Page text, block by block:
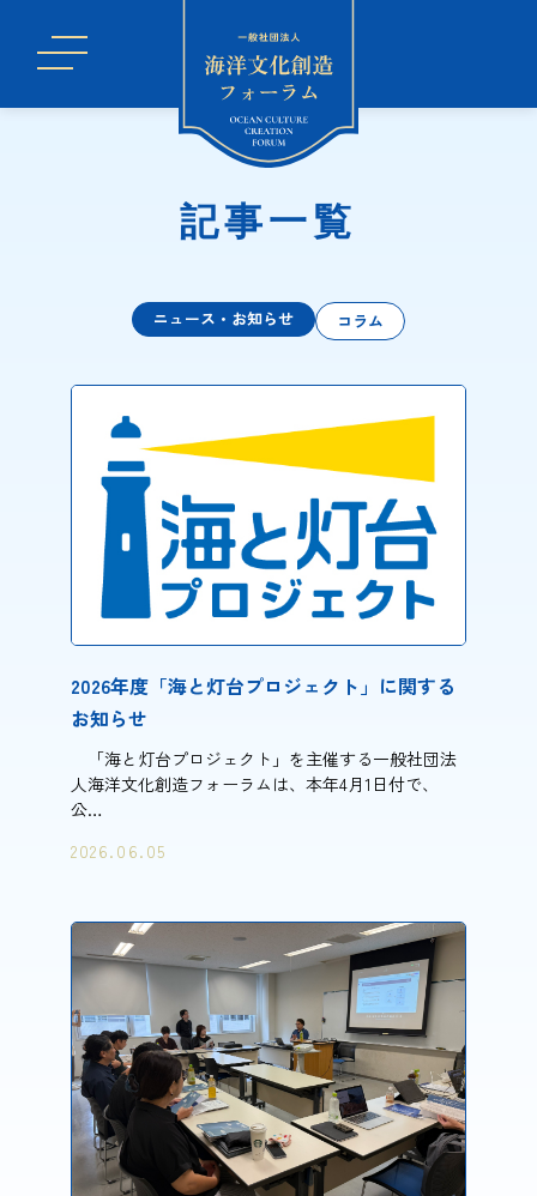
記事一覧
ニュース・お知らせ コラム
2026年度「海と灯台プロジェクト」に関する
お知らせ
「海と灯台プロジェクト」を主催する一般社団法
人海洋文化創造フォーラムは、本年4月1日付で、
公…
2026.06.05